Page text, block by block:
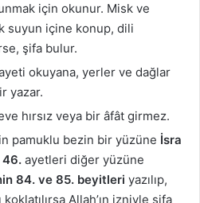
için okunur. Misk ve
suyun içine konup, dili
şifa bulur.
okuyana, yerler ve dağlar
yazar.
hırsız veya bir âfât girmez.
pamuklu bezin bir yüzüne İsra
46. ayetleri diğer yüzüne
84. ve 85. beyitleri yazılıp,
koklatılırsa Allah’ın izniyle şifa